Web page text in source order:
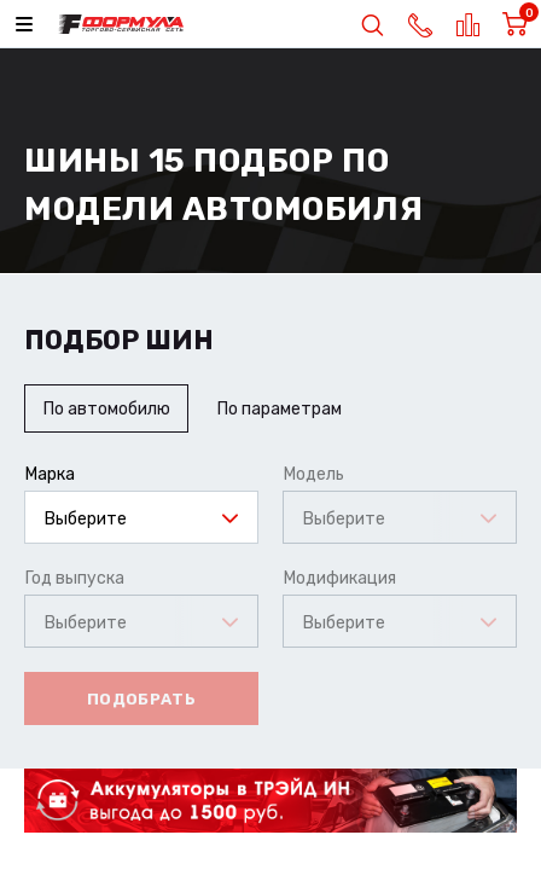
0
ШИНЫ 15 ПОДБОР ПО
МОДЕЛИ АВТОМОБИЛЯ
ПОДБОР ШИН
По автомобилю По параметрам
Марка
Выберите
Модель
Выберите
Год выпуска
Выберите
Модификация
Выберите
ПОДОБРАТЬ